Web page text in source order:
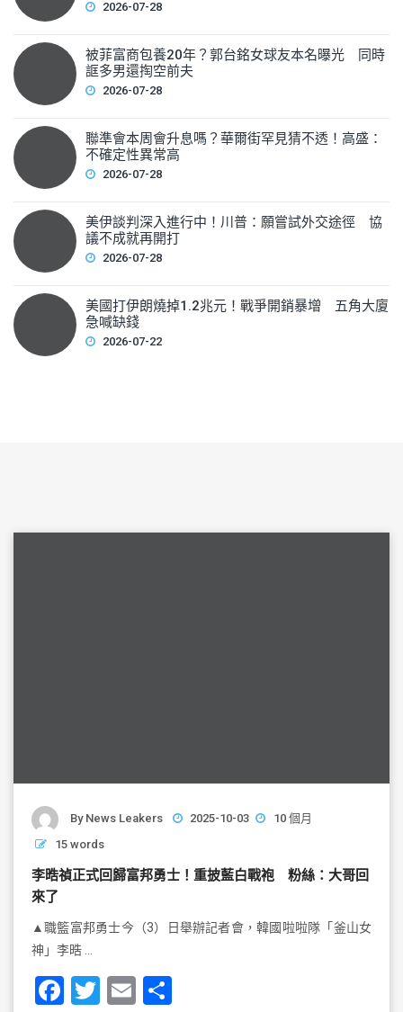
2026-07-28
被菲富商包養20年？郭台銘女球友本名曝光 同時
誆多男還掏空前夫
2026-07-28
聯準會本周會升息嗎？華爾街罕見猜不透！高盛：
不確定性異常高
2026-07-28
美伊談判深入進行中！川普：願嘗試外交途徑 協
議不成就再開打
2026-07-28
美國打伊朗燒掉1.2兆元！戰爭開銷暴增 五角大廈
急喊缺錢
2026-07-22
By News Leakers 2025-10-03
10 個月
15 words
李晧禎正式回歸富邦勇士！重披藍白戰袍 粉絲：大哥回
來了
▲職籃富邦勇士今（3）日舉辦記者會，韓國啦啦隊「釜山女
神」李晧 …
F
T
E